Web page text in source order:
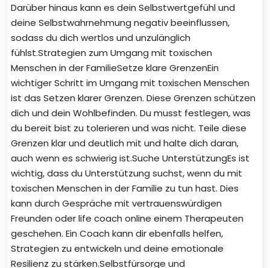
Darüber hinaus kann es dein Selbstwertgefühl und
deine Selbstwahrnehmung negativ beeinflussen,
sodass du dich wertlos und unzulänglich
fühlst.Strategien zum Umgang mit toxischen
Menschen in der FamilieSetze klare GrenzenEin
wichtiger Schritt im Umgang mit toxischen Menschen
ist das Setzen klarer Grenzen. Diese Grenzen schützen
dich und dein Wohlbefinden. Du musst festlegen, was
du bereit bist zu tolerieren und was nicht. Teile diese
Grenzen klar und deutlich mit und halte dich daran,
auch wenn es schwierig ist.Suche UnterstützungEs ist
wichtig, dass du Unterstützung suchst, wenn du mit
toxischen Menschen in der Familie zu tun hast. Dies
kann durch Gespräche mit vertrauenswürdigen
Freunden oder life coach online einem Therapeuten
geschehen. Ein Coach kann dir ebenfalls helfen,
Strategien zu entwickeln und deine emotionale
Resilienz zu stärken.Selbstfürsorge und